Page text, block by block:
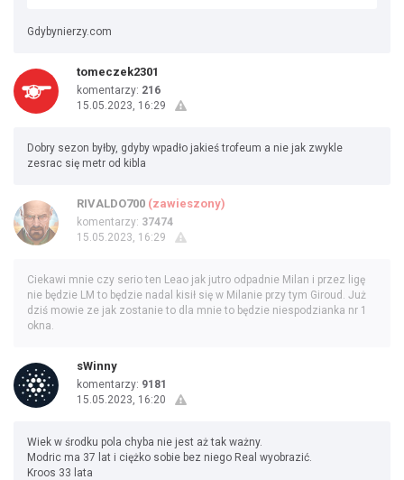
Gdybynierzy.com
tomeczek2301
komentarzy: 216
15.05.2023, 16:29
Dobry sezon byłby, gdyby wpadło jakieś trofeum a nie jak zwykle
zesrac się metr od kibla
RIVALDO700 (zawieszony)
komentarzy: 37474
15.05.2023, 16:29
Ciekawi mnie czy serio ten Leao jak jutro odpadnie Milan i przez ligę
nie będzie LM to będzie nadal kisił się w Milanie przy tym Giroud. Już
dziś mowie ze jak zostanie to dla mnie to będzie niespodzianka nr 1
okna.
sWinny
komentarzy: 9181
15.05.2023, 16:20
Wiek w środku pola chyba nie jest aż tak ważny.
Modric ma 37 lat i ciężko sobie bez niego Real wyobrazić.
Kroos 33 lata